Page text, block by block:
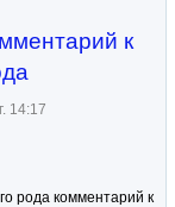
к
14:17
рода комментарий к